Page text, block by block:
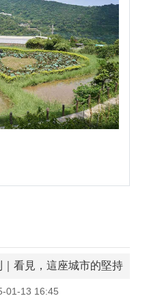
｜看見，這座城市的堅持
01-13 16:45